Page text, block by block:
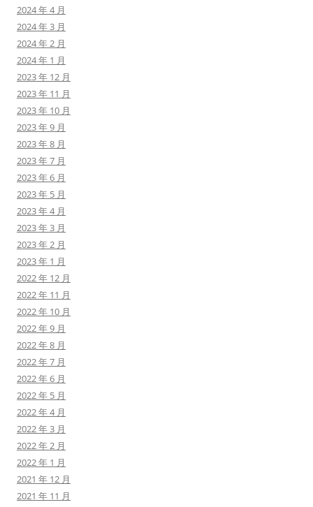
2024 年 4 月
2024 年 3 月
2024 年 2 月
2024 年 1 月
2023 年 12 月
2023 年 11 月
2023 年 10 月
2023 年 9 月
2023 年 8 月
2023 年 7 月
2023 年 6 月
2023 年 5 月
2023 年 4 月
2023 年 3 月
2023 年 2 月
2023 年 1 月
2022 年 12 月
2022 年 11 月
2022 年 10 月
2022 年 9 月
2022 年 8 月
2022 年 7 月
2022 年 6 月
2022 年 5 月
2022 年 4 月
2022 年 3 月
2022 年 2 月
2022 年 1 月
2021 年 12 月
2021 年 11 月